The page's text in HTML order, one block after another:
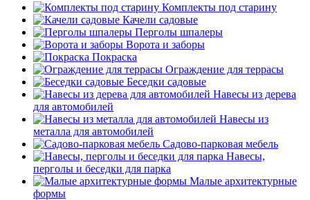
Комплекты под старину
Качели садовые
Перголы шпалеры
Ворота и заборы
Покраска
Ограждение для террасы
Беседки садовые
Навесы из дерева
для автомобилей
Навесы из
металла для автомобилей
Садово-парковая мебель
Навесы,
перголы и беседки для парка
Малые архитектурные
формы